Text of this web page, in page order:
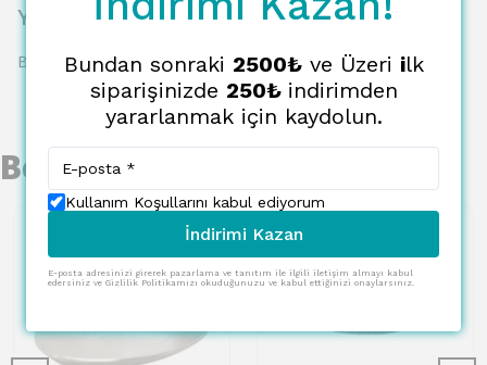
Yorumlar
Bu ürün için henüz yorum yapılmamış.
Benzer Ürünler
Bundan sonraki 2500₺ve Üzeri ilk
siparişinizde 250₺ indirimden
yararlanmak için kaydolun.
Kullanım Koşullarını kabul ediyorum
İndirimi Kazan
E-posta adresinizi girerek pazarlama ve tanıtım ile ilgili iletişim almayı kabul
edersiniz ve Gizlilik Politikamızı okuduğunuzu ve kabul ettiğinizi onaylarsınız.